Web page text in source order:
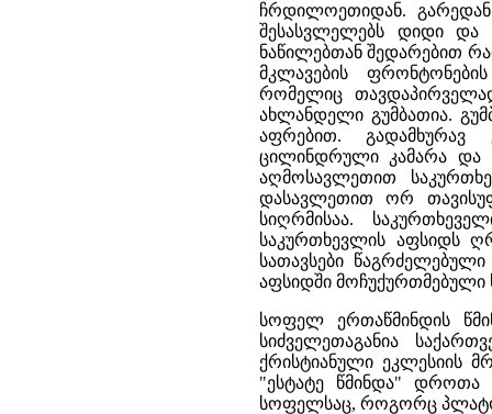
ჩრდილოეთიდან.
შესასვლელებს დიდი და
ნაწილებთან შედარებით
მკლავების
რომელიც
ახლანდელი გუმბათია.
აფრებით. გადამხურავ
ცილინდრული კამარა და
აღმოსავლეთით
დასავლეთით ორ
სიღრმისაა.
საკურთხევლის აფსიდს
სათავსები
აფსიდში მოჩუქურთმებული
სოფელ ერთაწმინდის
სიძველეთაგანია
ქრისტიანული ეკლესიის
"ესტატე წმინდა" დროთა
სოფელსაც, როგორც